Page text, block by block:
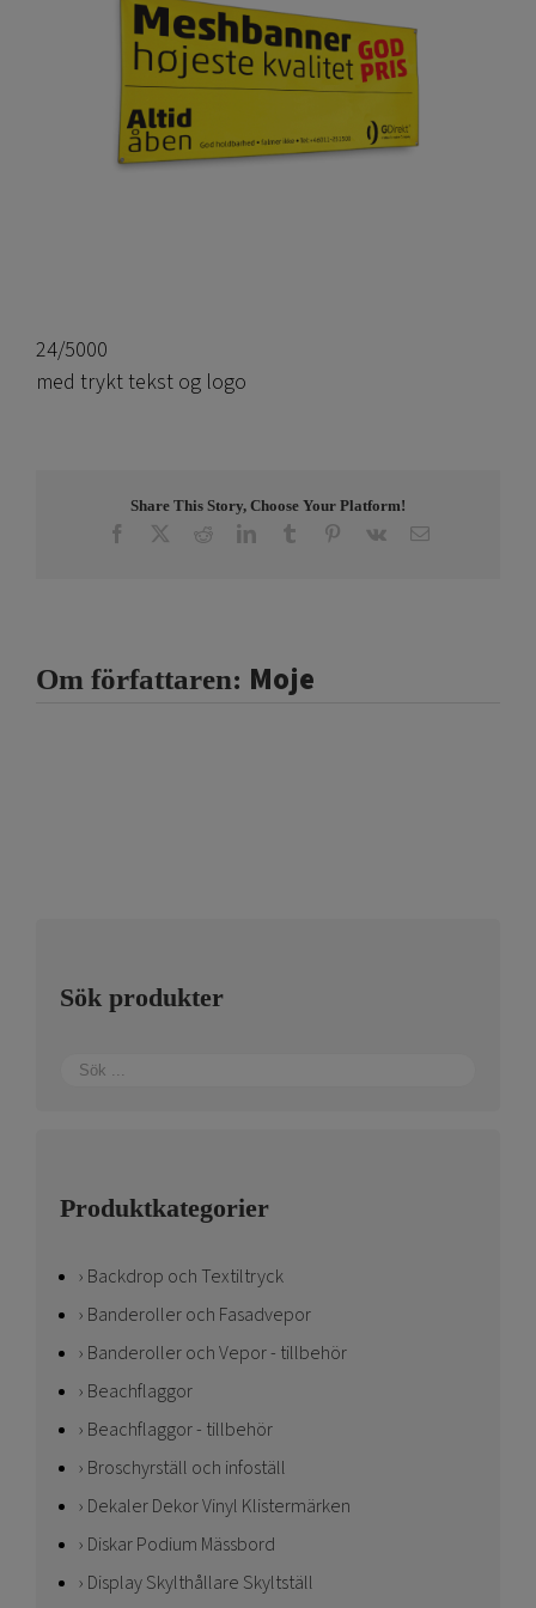
24/5000
med trykt tekst og logo
Share This Story, Choose Your Platform!
Facebook RedditLinkedInTumblr Pinterest
Vk E-
Om författaren: Moje
Sök produkter
Produktkategorier
Backdrop och Textiltryck
Banderoller och Fasadvepor
Banderoller och Vepor - tillbehör
Beachflaggor
Beachflaggor - tillbehör
Broschyrställ och infoställ
Dekaler Dekor Vinyl Klistermärken
Diskar Podium Mässbord
Display Skylthållare Skyltställ